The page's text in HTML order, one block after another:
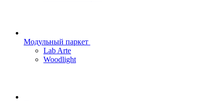
Модульный паркет
Lab Arte
Woodlight